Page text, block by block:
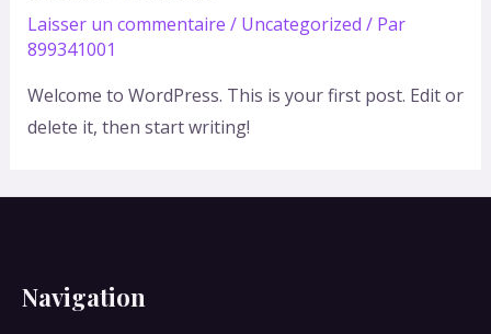
Laisser un commentaire / Uncategorized / Par
899341001
Welcome to WordPress. This is your first post. Edit or
delete it, then start writing!
Navigation